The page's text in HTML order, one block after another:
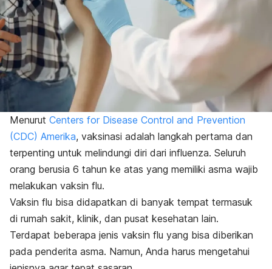
Menurut Centers for Disease Control and Prevention
(CDC) Amerika, vaksinasi adalah langkah pertama dan
terpenting untuk melindungi diri dari influenza. Seluruh
orang berusia 6 tahun ke atas yang memiliki asma wajib
melakukan vaksin flu.
Vaksin flu bisa didapatkan di banyak tempat termasuk
di rumah sakit, klinik, dan pusat kesehatan lain.
Terdapat beberapa jenis vaksin flu yang bisa diberikan
pada penderita asma. Namun, Anda harus mengetahui